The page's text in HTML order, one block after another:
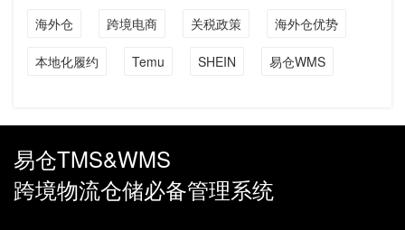
海外仓 跨境电商 关税政策 海外仓优势
本地化履约 Temu SHEIN 易仓WMS
易仓TMS&WMS
跨境物流仓储必备管理系统